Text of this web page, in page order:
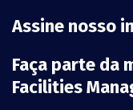
Assine nosso
Faça parte da
Facilities